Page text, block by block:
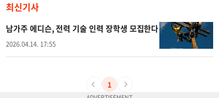
최신기사
남가주 에디슨, 전력 기술 인력 장학생 모집한다
2026.04.14. 17:55
1